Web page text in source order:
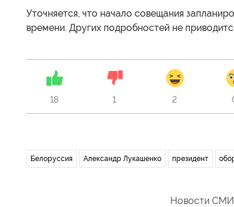
Уточняется, что начало совещания
времени. Других подробностей не
18 1 2
Белоруссия Александр Лукашенко президент
Новости